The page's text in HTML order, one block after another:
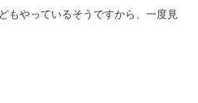
もやっているそうですから、一度見